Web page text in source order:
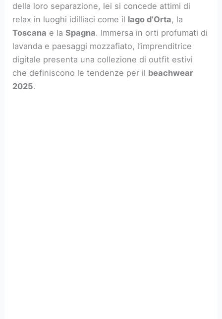
della loro separazione, lei si concede attimi di
relax in luoghi idilliaci come il lago d’Orta, la
Toscana e laSpagna. Immersa in orti profumati di
lavanda e paesaggi mozzafiato, l’imprenditrice
digitale presenta una collezione di outfit estivi
che definiscono le tendenze per il beachwear
2025.